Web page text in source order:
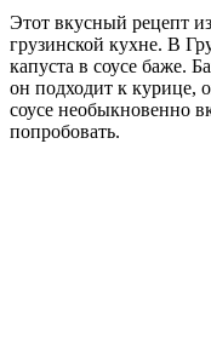
Этот вкусный рецепт
грузинской кухне. В
капуста в соусе баже.
он подходит к курице,
соусе необыкновенно
попробовать.